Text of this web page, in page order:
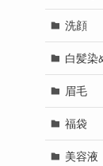
洗顔
白髪染
眉毛
福袋
美容液